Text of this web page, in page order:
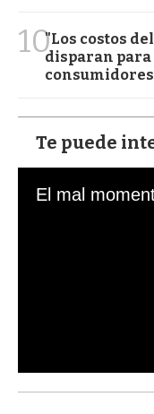
10"Los costos
disparan
Te puede
s